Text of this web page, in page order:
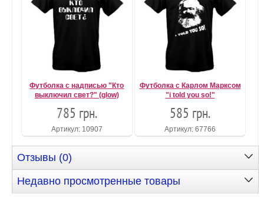
Футболка с надписью "Кто
выключил свет?" (glow)
785 грн.
Артикул: 10907
Футболка с Карлом Марксом
"i told you so!"
585 грн.
Артикул: 67766
Отзывы (0)
Недавно просмотренные товары